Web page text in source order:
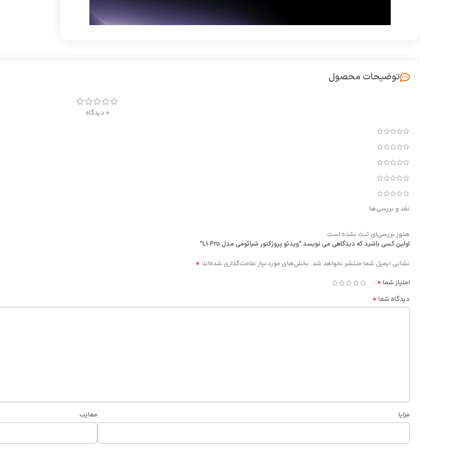
توضیحات محصول
0 دیدگاه
نقد و بررسی‌ها
هنوز بررسی‌ای ثبت نشده است.
اولین کسی باشید که دیدگاهی می نویسد “ویدئو پروژکتور شیائومی مدل L1 Pro”
نشانی ایمیل شما منتشر نخواهد شد. بخش‌های موردنیاز علامت‌گذاری شده‌اند *
امتیاز شما *
دیدگاه شما *
مزایا معایب
Alternative: